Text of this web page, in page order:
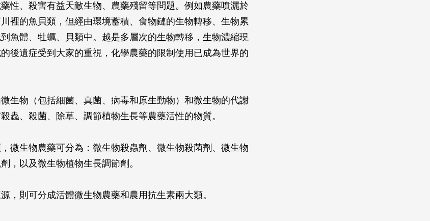
性、殺害有益天敵生物、農藥殘留等問題。例如農藥噴灑於
裡的魚貝類，但經由環境蓄積、食物鏈的生物轉移、生物累
魚體、牡蠣、貝類中。越是多層次的生物轉移，生物濃縮現
後遺症受到大家的重視，化學農藥的限制使用已成為世界的
生物（包括細菌、真菌、病毒和原生動物）和微生物的代謝
蟲、殺菌、除草、調節植物生長等農藥活性的物質。
微生物農藥可分為：微生物殺蟲劑、微生物殺菌劑、微生物
，以及微生物植物生長調節劑。
，則可分成活體微生物農藥和農用抗生素兩大類。